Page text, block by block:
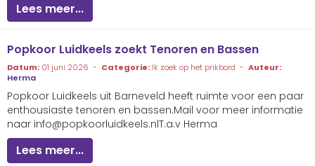
Lees meer...
Popkoor Luidkeels zoekt Tenoren en Bassen
Datum: 01 juni 2026 - Categorie: Ik zoek op het prikbord - Auteur:
Herma
Popkoor Luidkeels uit Barneveld heeft ruimte voor een paar
enthousiaste tenoren en bassen.Mail voor meer informatie
naar ofni@popkoorluidkeels.nlT.a.v Herma
Lees meer...